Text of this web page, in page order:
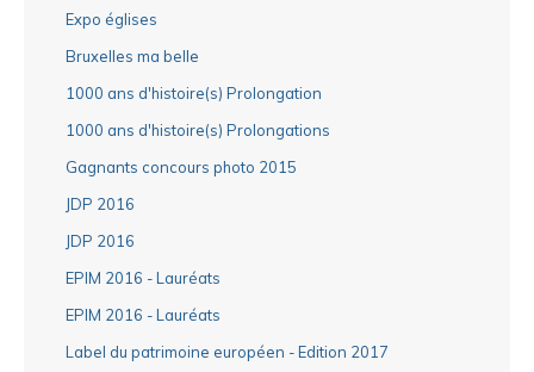
Expo églises
Bruxelles ma belle
1000 ans d'histoire(s) Prolongation
1000 ans d'histoire(s) Prolongations
Gagnants concours photo 2015
JDP 2016
JDP 2016
EPIM 2016 - Lauréats
EPIM 2016 - Lauréats
Label du patrimoine européen - Edition 2017